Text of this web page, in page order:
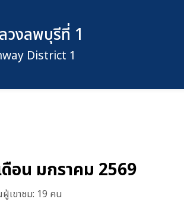
วงลพบุรีที่ 1
District 1
อน มกราคม 2569
เขาชม: 19 คน